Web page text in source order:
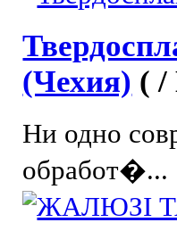
(Чехия) ( /
Ни одно
обработ�...